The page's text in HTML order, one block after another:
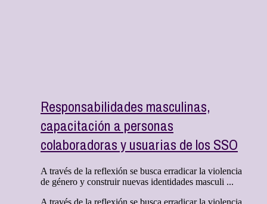
Responsabilidades masculinas,
capacitación a personas
colaboradoras y usuarias de los SSO
A través de la reflexión se busca erradicar la violencia
de género y construir nuevas identidades masculi ...
A través de la reflexión se busca erradicar la violencia